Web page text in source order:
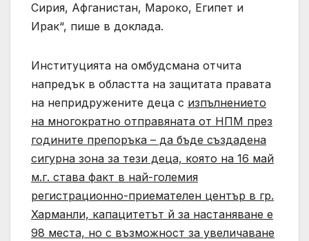
Сирия, Афганистан, Мароко, Египет и
Ирак“, пише в доклада.
Институцията на омбудсмана отчита
напредък в областта на защитата правата
на непридружените деца с изпълнението
на многократно отправяната от НПМ през
годините препоръка – да бъде създадена
сигурна зона за тези деца, която на 16 май
м.г. става факт в най-големия
регистрационно-приемателен център в гр.
Харманли, капацитетът й за настаняване е
98 места, но с възможност за увеличаване